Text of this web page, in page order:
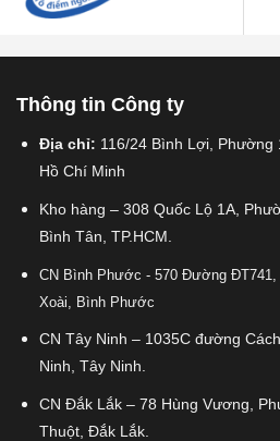
Thông tin Công ty
Địa chỉ: 116/24 Bình Lợi, Phường
Hồ Chí Minh
Kho hàng – 308 Quốc Lộ 1A,
Bình Tân, TP.HCM.
CN Bình Phước - 570 Đường ĐT741,
Xoài, Bình Phước
CN Tây Ninh – 1035C đường
Ninh, Tây Ninh.
CN Đắk Lắk – 78 Hùng Vương,
Thuột, Đắk Lắk.